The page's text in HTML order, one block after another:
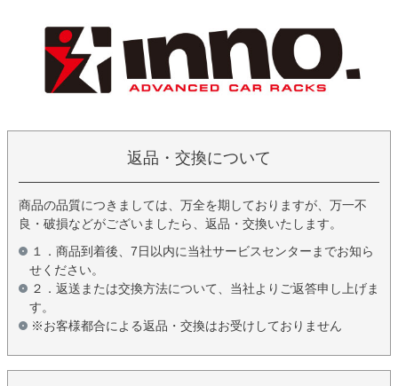
返品・交換について
商品の品質につきましては、万全を期しておりますが、万一不
良・破損などがございましたら、返品・交換いたします。
１．商品到着後、7日以内に当社サービスセンターまでお知ら
せください。
２．返送または交換方法について、当社よりご返答申し上げま
す。
※お客様都合による返品・交換はお受けしておりません